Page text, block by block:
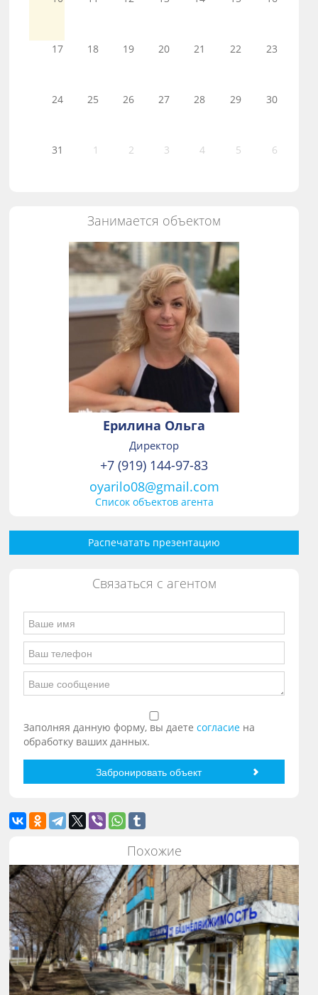
17 18 19 20 21 22 23
24 25 26 27 28 29 30
31 1 2 3 4 5 6
Занимается объектом
Ерилина Ольга
Директор
+7 (919) 144-97-83
oyarilo08@gmail.com
Список объектов агента
Распечатать презентацию
Связаться с агентом
Заполняя данную форму, вы даетесогласие на
обработку ваших данных.
Похожие